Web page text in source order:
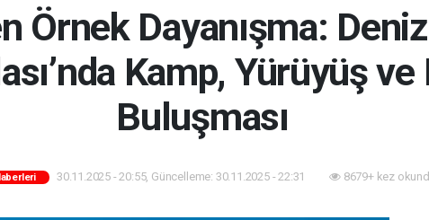
Örnek Dayanışma:
Kamp, Yürüyüş
Buluşması
30.11.2025 - 20:55, Güncelleme: 30.11.2025 - 22:31 8679+ kez